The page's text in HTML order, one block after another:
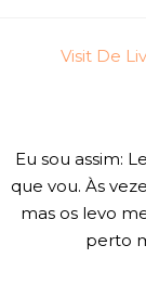
Visit De
Eu sou assim:
que vou. Às
mas os levo
perto